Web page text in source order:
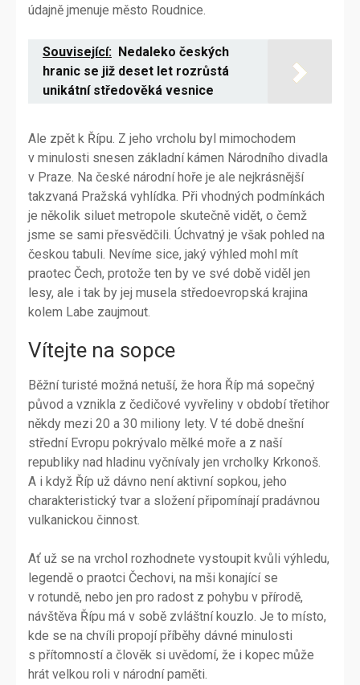
údajně jmenuje město Roudnice.
Související: Nedaleko českých
hranic se již deset let rozrůstá
unikátní středověká vesnice
Ale zpět k Řípu. Z jeho vrcholu byl mimochodem
v minulosti snesen základní kámen Národního divadla
v Praze. Na české národní hoře je ale nejkrásnější
takzvaná Pražská vyhlídka. Při vhodných podmínkách
je několik siluet metropole skutečně vidět, o čemž
jsme se sami přesvědčili. Úchvatný je však pohled na
českou tabuli. Nevíme sice, jaký výhled mohl mít
praotec Čech, protože ten by ve své době viděl jen
lesy, ale i tak by jej musela středoevropská krajina
kolem Labe zaujmout.
Vítejte na sopce
Běžní turisté možná netuší, že hora Říp má sopečný
původ a vznikla z čedičové vyvřeliny v období třetihor
někdy mezi 20 a 30 miliony lety. V té době dnešní
střední Evropu pokrývalo mělké moře a z naší
republiky nad hladinu vyčnívaly jen vrcholky Krkonoš.
A i když Říp už dávno není aktivní sopkou, jeho
charakteristický tvar a složení připomínají pradávnou
vulkanickou činnost.
Ať už se na vrchol rozhodnete vystoupit kvůli výhledu,
legendě o praotci Čechovi, na mši konající se
v rotundě, nebo jen pro radost z pohybu v přírodě,
návštěva Řípu má v sobě zvláštní kouzlo. Je to místo,
kde se na chvíli propojí příběhy dávné minulosti
s přítomností a člověk si uvědomí, že i kopec může
hrát velkou roli v národní paměti.